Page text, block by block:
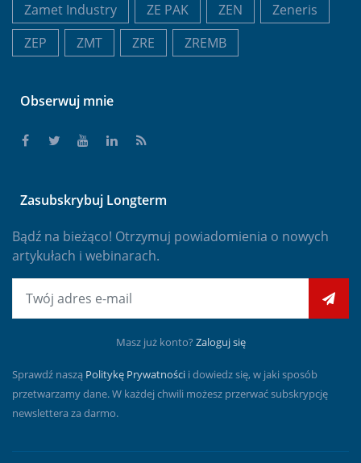
Zamet Industry
ZE PAK ZEN
Zeneris
ZEP
ZMT ZRE ZREMB
Obserwuj mnie
Zasubskrybuj Longterm
Bądź na bieżąco! Otrzymuj powiadomienia o nowych
artykułach i webinarach.
Masz już konto? Zaloguj się
Sprawdź naszą Politykę Prywatności i dowiedz się, w jaki sposób
przetwarzamy dane. W każdej chwili możesz przerwać subskrypcję
newslettera za darmo.